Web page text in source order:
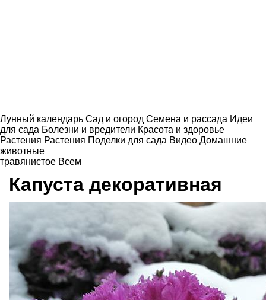
Лунный календарь Сад и огород Семена и рассада Идеи
для сада Болезни и вредители Красота и здоровье
Растения Растения Поделки для сада Видео Домашние
животные
травянистое Всем
Капуста декоративная